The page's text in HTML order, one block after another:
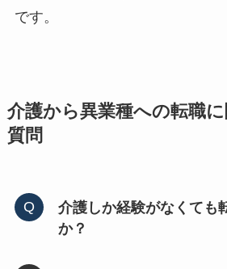
です。
介護から異業種への転職
質問
介護しか経験がなくても
か？